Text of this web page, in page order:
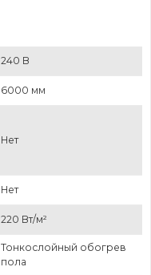
240 В
6000 мм
Нет
Нет
220 Вт/м²
Тонкослойный обогрев
пола